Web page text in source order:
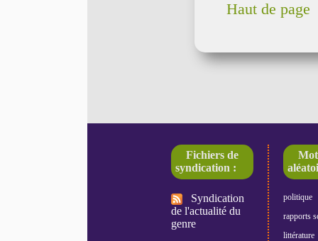
Haut de page
Fichiers de
syndication :
Syndication
de l'actualité du
genre
politique
rapports
littérature